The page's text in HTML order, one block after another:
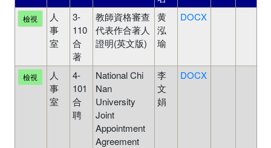
檢視
人
事
室
3-
110
合
著
教師資格審查
代表作合著人
證明(英文版)
黄
泓
瑜
DOCX
檢視
人
事
室
4-
101
合
聘
National Chi
Nan
University
Joint
Appointment
Agreement
李
文
娟
DOCX